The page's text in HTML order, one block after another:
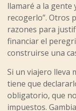
llamaré a la gente
recogerlo”. Otros
razones para
financiar el
construirse una
Si un viajero lleva
tiene que
obligatorio, que
impuestos.